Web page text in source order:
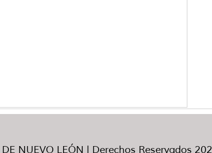
NUEVO LEÓN | Derechos Reservados